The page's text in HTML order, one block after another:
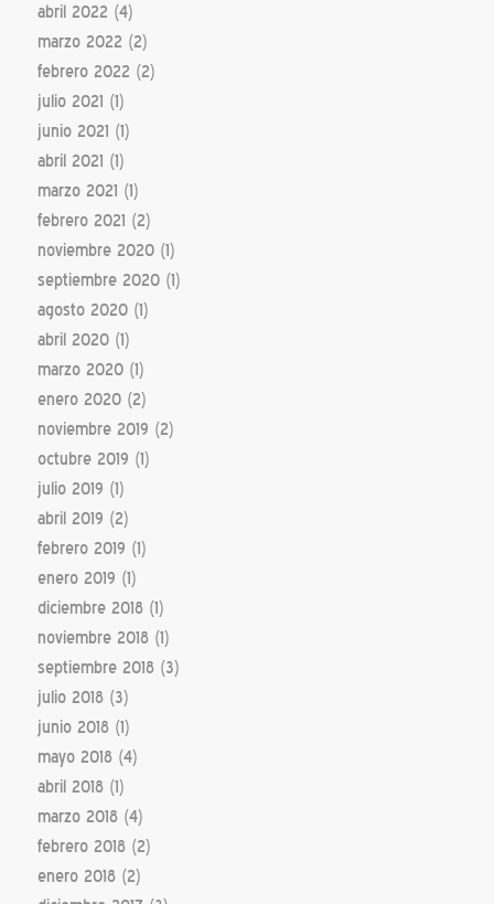
abril 2022 (4)
marzo 2022 (2)
febrero 2022 (2)
julio 2021 (1)
junio 2021 (1)
abril 2021 (1)
marzo 2021 (1)
febrero 2021 (2)
noviembre 2020(1)
septiembre 2020(1)
agosto 2020(1)
abril 2020(1)
marzo 2020(1)
enero 2020(2)
noviembre 2019 (2)
octubre 2019 (1)
julio 2019 (1)
abril 2019 (2)
febrero 2019 (1)
enero 2019 (1)
diciembre 2018(1)
noviembre 2018(1)
septiembre 2018(3)
julio 2018(3)
junio 2018(1)
mayo 2018(4)
abril 2018(1)
marzo 2018(4)
febrero 2018(2)
enero 2018(2)